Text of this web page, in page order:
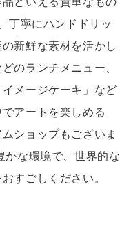
丁寧にハンドドリッ
新鮮な素材を活かし
のランチメニュー、
メージケーキ」など
アートを楽しめる
ショップもございま
な環境で、世界的な
すごしください。